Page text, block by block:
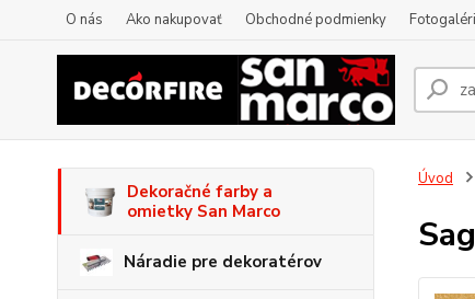
O nás Ako nakupovať Obchodné podmienky
Dekoračné farby a
omietky San Marco
Náradie pre dekoratérov
Úvod